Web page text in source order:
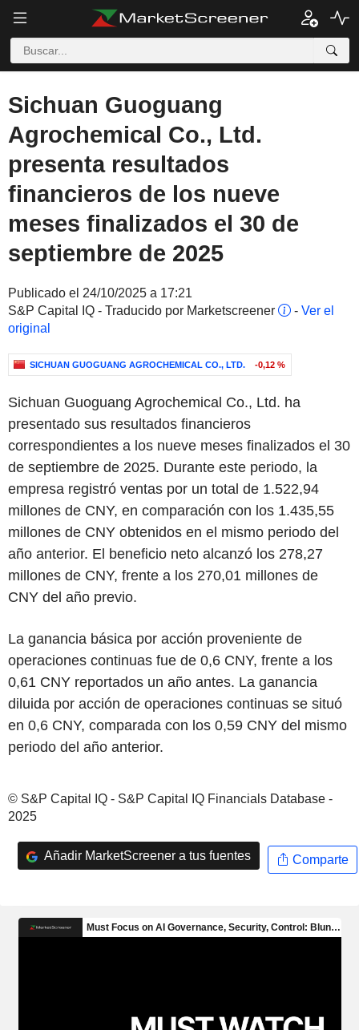
Sichuan Guoguang
Agrochemical Co., Ltd.
presenta resultados
financieros de los nueve
meses finalizados el 30 de
septiembre de 2025
Publicado el 24/10/2025 a 17:21
S&P Capital IQ - Traducido por Marketscreener
- Ver el
original
SICHUAN GUOGUANG AGROCHEMICAL CO., LTD. -0,12 %
Sichuan Guoguang Agrochemical Co., Ltd. ha
presentado sus resultados financieros
correspondientes a los nueve meses finalizados el 30
de septiembre de 2025. Durante este periodo, la
empresa registró ventas por un total de 1.522,94
millones de CNY, en comparación con los 1.435,55
millones de CNY obtenidos en el mismo periodo del
año anterior. El beneficio neto alcanzó los 278,27
millones de CNY, frente a los 270,01 millones de
CNY del año previo.
La ganancia básica por acción proveniente de
operaciones continuas fue de 0,6 CNY, frente a los
0,61 CNY reportados un año antes. La ganancia
diluida por acción de operaciones continuas se situó
en 0,6 CNY, comparada con los 0,59 CNY del mismo
periodo del año anterior.
© S&P Capital IQ - S&P Capital IQ Financials Database -
2025
Añadir MarketScreener a tus fuentes Comparte